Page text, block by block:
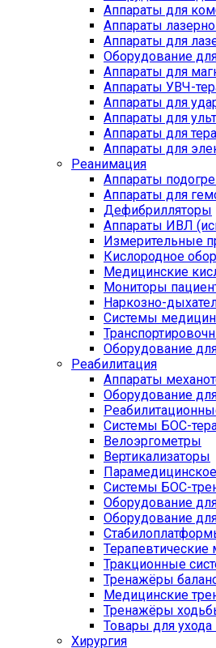
Аппараты для
Аппараты
Аппараты для
Оборудование
Аппараты для
Аппараты УВЧ-
Аппараты для
Аппараты для
Аппараты для
Аппараты для
Реанимация
Аппараты
Аппараты для
Дефибрилляторы
Аппараты ИВЛ
Измерительные
Кислородное
Медицинские
Мониторы
Наркозно-
Системы
Оборудование
Реабилитация
Аппараты
Оборудование
Системы БОС-
Велоэргометры
Вертикализаторы
Системы БОС-
Оборудование
Оборудование
Тракционные
Тренажёры
Медицинские
Тренажёры
Товары для ухода
Хирургия